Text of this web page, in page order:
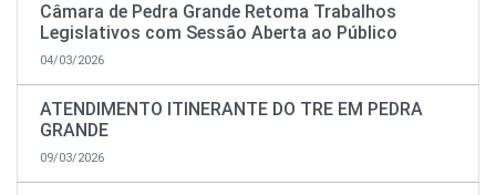
Câmara de Pedra Grande Retoma Trabalhos
Legislativos com Sessão Aberta ao Público
04/03/2026
ATENDIMENTO ITINERANTE DO TRE EM PEDRA
GRANDE
09/03/2026